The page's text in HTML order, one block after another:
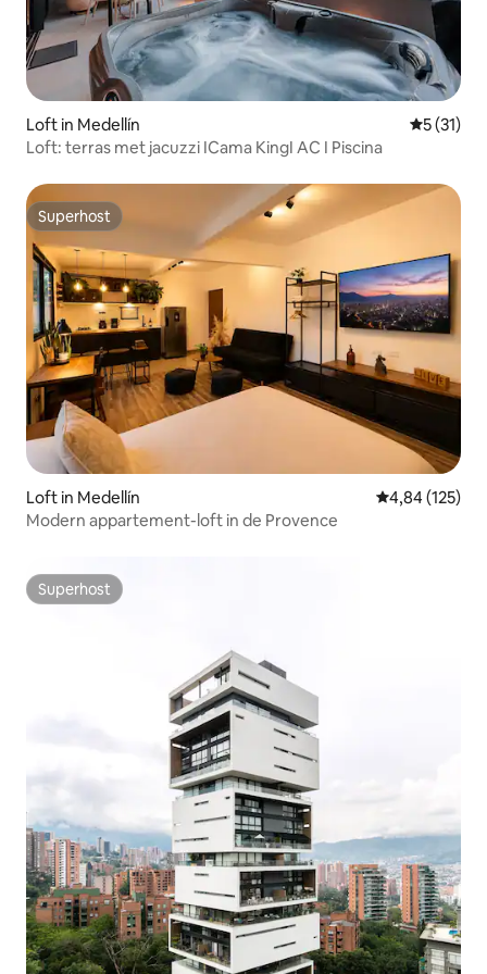
Loft in Medellín
5 (31)
Loft: terras met jacuzzi ICama KingI AC I Piscina
Superhost
Superhost
Loft in Medellín Gemiddelde
4,84 (125)
Modern appartement-loft in de Provence
Superhost
Superhost